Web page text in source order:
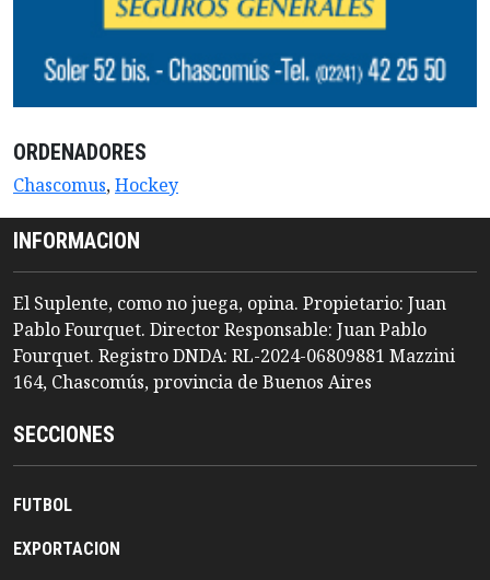
ORDENADORES
Chascomus,Hockey
INFORMACION
El Suplente, como no juega, opina. Propietario: Juan
Pablo Fourquet. Director Responsable: Juan Pablo
Fourquet. Registro DNDA: RL-2024-06809881 Mazzini
164, Chascomús, provincia de Buenos Aires
SECCIONES
FUTBOL
EXPORTACION